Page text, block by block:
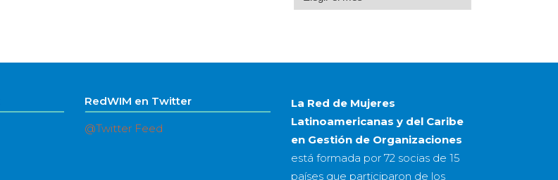
por
año
RedWIM en Twitter
@Twitter Feed
La Red de Mujeres
Latinoamericanas y del Caribe
en Gestión de Organizaciones
está formada por 72 sociasde 15
paísesque participaron de los